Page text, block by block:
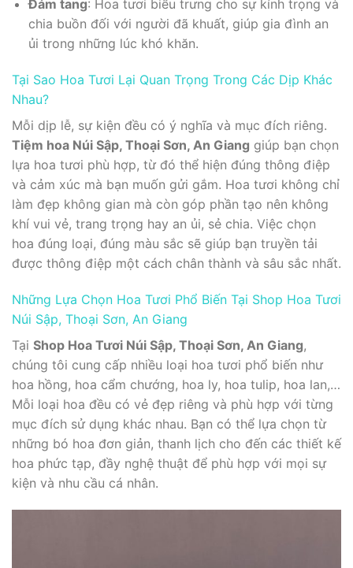
Đám tang: Hoa tươi biểu trưng cho sự kính trọng và
chia buồn đối với người đã khuất, giúp gia đình an
ủi trong những lúc khó khăn.
Tại Sao Hoa Tươi Lại Quan Trọng Trong Các Dịp Khác
Nhau?
Mỗi dịp lễ, sự kiện đều có ý nghĩa và mục đích riêng.
Tiệm hoa Núi Sập, Thoại Sơn, An Giang giúp bạn chọn
lựa hoa tươi phù hợp, từ đó thể hiện đúng thông điệp
và cảm xúc mà bạn muốn gửi gắm. Hoa tươi không chỉ
làm đẹp không gian mà còn góp phần tạo nên không
khí vui vẻ, trang trọng hay an ủi, sẻ chia. Việc chọn
hoa đúng loại, đúng màu sắc sẽ giúp bạn truyền tải
được thông điệp một cách chân thành và sâu sắc nhất.
Những Lựa Chọn Hoa Tươi Phổ Biến Tại Shop Hoa Tươi
Núi Sập, Thoại Sơn, An Giang
Tại Shop Hoa Tươi Núi Sập, Thoại Sơn, An Giang,
chúng tôi cung cấp nhiều loại hoa tươi phổ biến như
hoa hồng, hoa cẩm chướng, hoa ly, hoa tulip, hoa lan,…
Mỗi loại hoa đều có vẻ đẹp riêng và phù hợp với từng
mục đích sử dụng khác nhau. Bạn có thể lựa chọn từ
những bó hoa đơn giản, thanh lịch cho đến các thiết kế
hoa phức tạp, đầy nghệ thuật để phù hợp với mọi sự
kiện và nhu cầu cá nhân.